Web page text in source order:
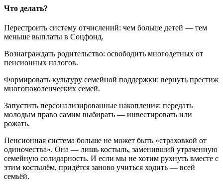
Что делать?
Перестроить систему отчислений: чем больше детей — тем
меньше выплаты в Соцфонд.
Вознаграждать родительство: освободить многодетных от
пенсионных налогов.
Формировать культуру семейной поддержки: вернуть престиж
многопоколенческих семей.
Запустить персонализированные накопления: передать
молодым право самим выбирать — инвестировать или
рожать.
Пенсионная система больше не может быть «страховкой от
одиночества». Она — лишь костыль, заменивший утраченную
семейную солидарность. И если мы не хотим рухнуть вместе с
этим костылём, придётся заново учиться ходить — всей
семьёй.